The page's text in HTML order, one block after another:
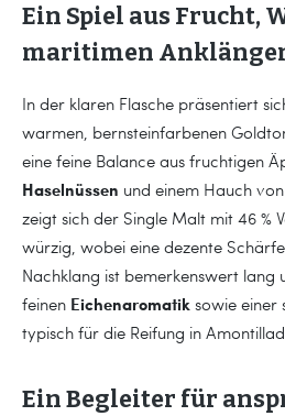
Ein Spiel aus Frucht,
maritimen
In der klaren Flasche präsentiert
warmen, bernsteinfarbenen
eine feine Balance aus fruchtigen
Haselnüssen und einem Hauch
zeigt sich der Single Malt mit 46 %
würzig, wobei eine dezente
Nachklang ist bemerkenswert lang
feinen Eichenaromatik sowie einer
typisch für die Reifung in
Ein Begleiter für